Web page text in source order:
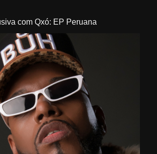
com Qxó: EP Peruana